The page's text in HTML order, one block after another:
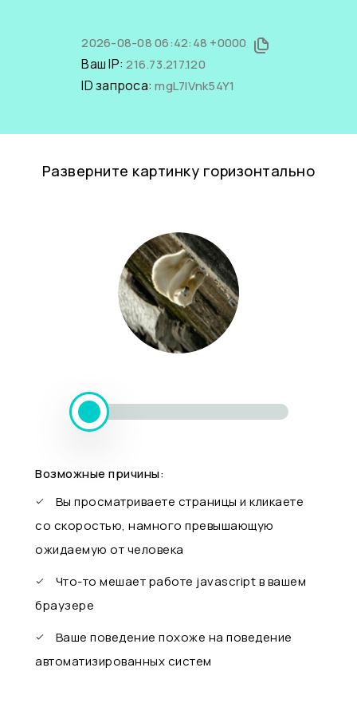
2026-08-08 06:42:48 +0000
Ваш IP:216.73.217.120
ID запроса:mgL7lVnk54Y1
Разверните картинку горизонтально
Возможные причины:
Вы просматриваете страницы и кликаете
со скоростью, намного превышающую
ожидаемую от человека
Что-то мешает работе javascript в вашем
браузере
Ваше поведение похоже на поведение
автоматизированных систем